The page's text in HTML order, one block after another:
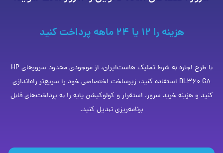
هزینه را ۱۲ یا ۲۴ ماهه پرداخت کنید
با طرح اجاره به شرط تملیک هاست‌ایران، از موجودی محدود سرورهای HP
DL360 G8 استفاده کنید، زیرساخت اختصاصی خود را سریع‌تر راه‌اندازی
کنید و هزینه خرید سرور، استقرار و کولوکیشن پایه را به پرداخت‌های قابل
برنامه‌ریزی تبدیل کنید.